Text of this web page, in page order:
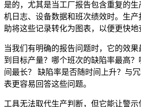
是的，尤其是当工厂报告包含重复的
机日志、设备数据和班次绩效时。生
助将这些记录转化为图表，以便更快地
当我们有明确的报告问题时，它的效
到目标产量？哪个班次的缺陷率最高
间最长？ 缺陷率是否随时间上升？与
表更容易回答这些问题。
工具无法取代生产判断，但它能让警